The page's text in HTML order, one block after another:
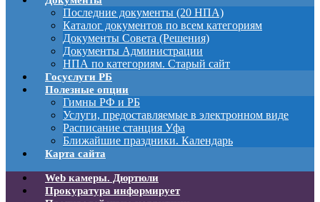
Последние документы (20 НПА)
Каталог документов по всем категориям
Документы Совета (Решения)
Документы Администрации
НПА по категориям. Старый сайт
Госуслуги РБ
Полезные опции
Гимны РФ и РБ
Услуги, предоставляемые в электронном виде
Расписание станция Уфа
Ближайшие праздники. Календарь
Карта сайта
Web камеры. Дюртюли
Прокуратура информирует